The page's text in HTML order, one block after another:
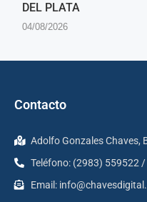
DEL PLATA
04/08/2026
Contacto
Adolfo Gonzales Chaves,
Teléfono: (2983) 559522
Email: